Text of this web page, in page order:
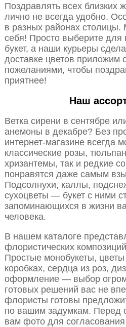
Поздравлять всех близких
лично не всегда удобно.
в разных районах
себя! Просто выберите
букет, а наши курьеры
доставке цветов приложим
пожеланиями, чтобы
приятнее!
Наш
Ветка сирени в сентябре
анемоны в декабре? Без
интернет-магазине всегда
классические розы,
хризантемы, так и редкие
понравятся даже самым
Подсолнухи, каллы,
сухоцветы — букет с ними
запоминающихся в жизни
человека.
В нашем каталоге
флористических
Простые монобукеты, цветы
коробках, сердца из роз,
оформление — выбор
готовых решений вас не
флористы готовы
по вашим задумкам. Перед
вам фото для согласования